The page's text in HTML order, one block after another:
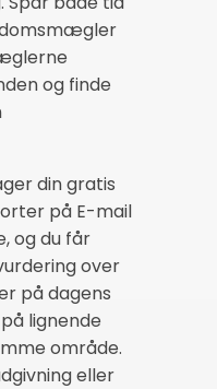
og finde
din gratis
på E-mail
og du får
over
på dagens
lignende
område.
eller